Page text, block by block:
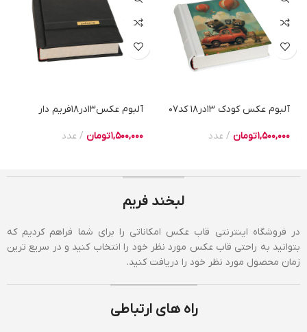
آلبوم عکس کودک 13در18 کد07
1,500,000تومان عدد
آلبوم عکس13در18فریم دار
1,500,000تومان عدد
لبخند فریم
در فروشگاه اینترنتی قاب عکس امکاناتی را برای شما فراهم کردیم که
بتوانید به راحتی قاب عکس مورد نظر خود را انتخاب کنید و در سریع ترین
زمان محصول مورد نظر خود را دریافت کنید.
راه های ارتباطی